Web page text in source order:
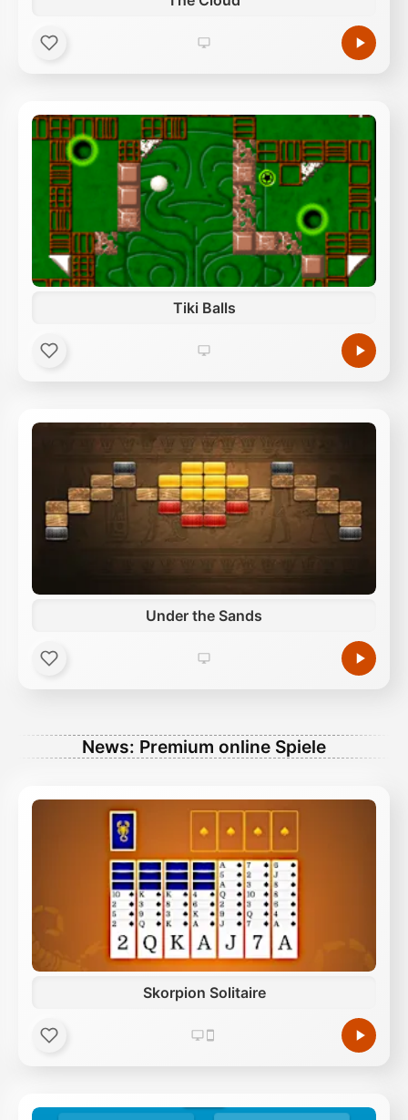
Tiki Balls
Under the Sands
News: Premium online Spiele
Skorpion Solitaire